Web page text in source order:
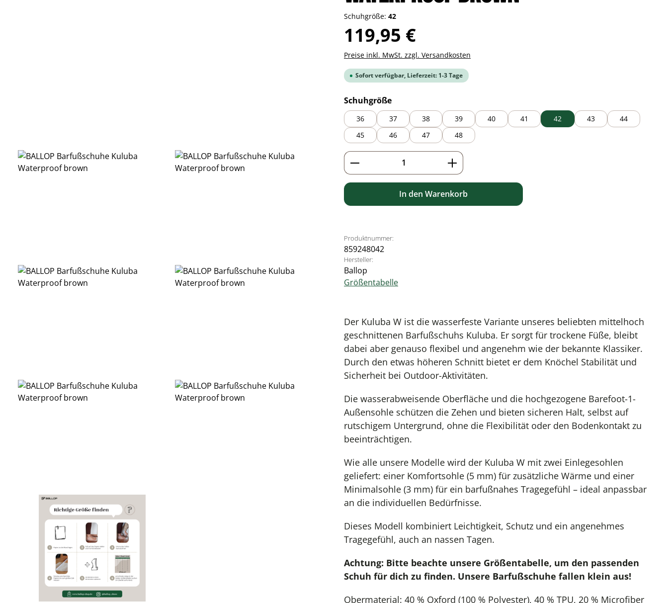
Schuhgröße: 42
Regulärer Preis:
119,95 €
Preise inkl. MwSt. zzgl. Versandkosten
Sofort verfügbar, Lieferzeit: 1-3 Tage
Schuhgrößeauswählen
36 37 38 39 40 41 42 43
44
45
46 47 48
Produkt Anzahl: Gib den gewünschten Wert ein oder
In den Warenkorb
Produktnummer:
859248042
Hersteller:
Ballop
Größentabelle
Der Kuluba W ist die wasserfeste Variante unseres beliebten mittelhoch
geschnittenen Barfußschuhs Kuluba. Er sorgt für trockene Füße, bleibt
dabei aber genauso flexibel und angenehm wie der bekannte Klassiker.
Durch den etwas höheren Schnitt bietet er dem Knöchel Stabilität und
Sicherheit bei Outdoor-Aktivitäten.
Die wasserabweisende Oberfläche und die hochgezogene Barefoot-1-
Außensohle schützen die Zehen und bieten sicheren Halt, selbst auf
rutschigem Untergrund, ohne die Flexibilität oder den Bodenkontakt zu
beeinträchtigen.
Wie alle unsere Modelle wird der Kuluba W mit zwei Einlegesohlen
geliefert: einer Komfortsohle (5 mm) für zusätzliche Wärme und einer
Minimalsohle (3 mm) für ein barfußnahes Tragegefühl – ideal anpassbar
an die individuellen Bedürfnisse.
Dieses Modell kombiniert Leichtigkeit, Schutz und ein angenehmes
Tragegefühl, auch an nassen Tagen.
Achtung: Bitte beachte unsere Größentabelle, um den passenden
Schuh für dich zu finden. Unsere Barfußschuhe fallen klein aus!
Obermaterial: 40 % Oxford (100 % Polyester), 40 % TPU, 20 % Microfiber